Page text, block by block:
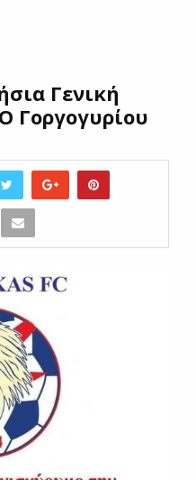
Γενική
Γοργογυρίου